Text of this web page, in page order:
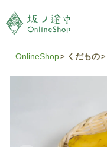
OnlineShop くだもの